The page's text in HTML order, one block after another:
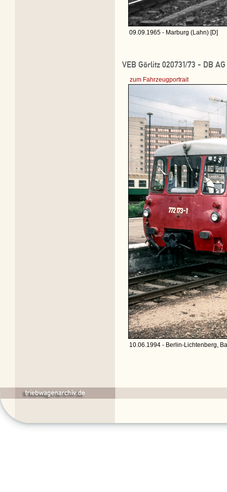
09.09.1965 - Marburg (Lahn) [D]
VEB Görlitz 020731/73 - DB AG
zum Fahrzeugportrait
10.06.1994 - Berlin-Lichtenberg,